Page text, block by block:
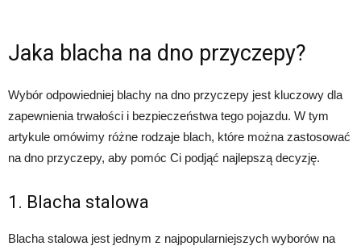
Jaka blacha na dno przyczepy?
Wybór odpowiedniej blachy na dno przyczepy jest kluczowy dla
zapewnienia trwałości i bezpieczeństwa tego pojazdu. W tym
artykule omówimy różne rodzaje blach, które można zastosować
na dno przyczepy, aby pomóc Ci podjąć najlepszą decyzję.
1. Blacha stalowa
Blacha stalowa jest jednym z najpopularniejszych wyborów na